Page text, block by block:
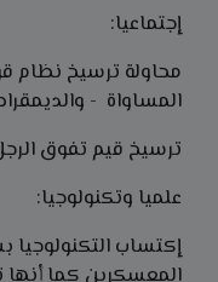
إجتماعيا:
محاولة ترسيخ نظام
المساواة -
ترسيخ قيم تفوق
علميا وتكنولوجيا:
إكتساب